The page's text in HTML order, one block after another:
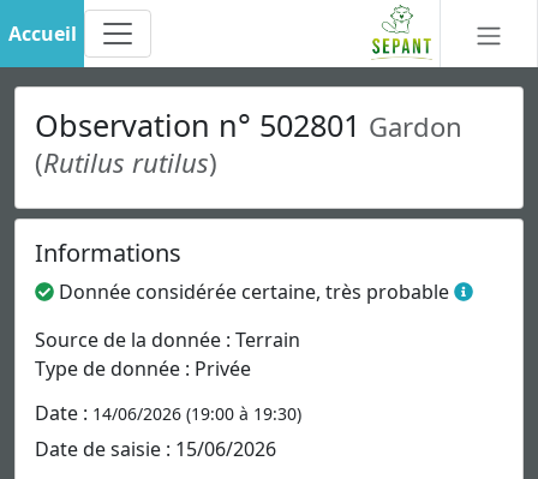
Accueil
Observation n° 502801 Gardon
(Rutilus rutilus)
Informations
Donnée considérée certaine, très probable
Source de la donnée : Terrain
Type de donnée : Privée
Date : 14/06/2026 (19:00 à 19:30)
Date de saisie : 15/06/2026